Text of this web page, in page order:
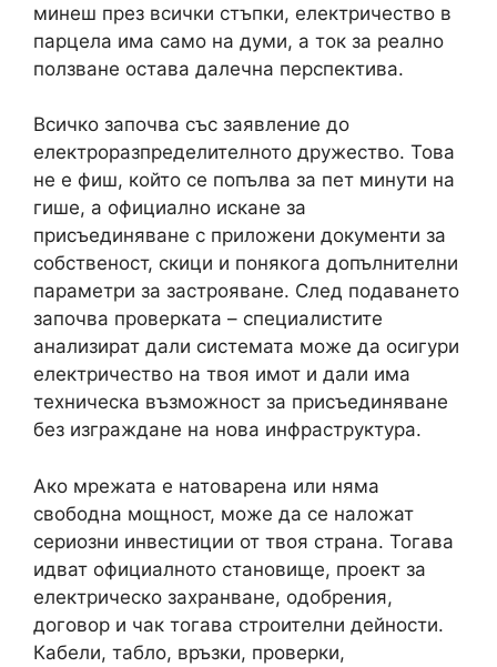
минеш през всички стъпки, електричество в
парцела има само на думи, а ток за реално
ползване остава далечна перспектива.
Всичко започва със заявление до
електроразпределителното дружество. Това
не е фиш, който се попълва за пет минути на
гише, а официално искане за
присъединяване с приложени документи за
собственост, скици и понякога допълнителни
параметри за застрояване. След подаването
започва проверката – специалистите
анализират дали системата може да осигури
електричество на твоя имот и дали има
техническа възможност за присъединяване
без изграждане на нова инфраструктура.
Ако мрежата е натоварена или няма
свободна мощност, може да се наложат
сериозни инвестиции от твоя страна. Тогава
идват официалното становище, проект за
електрическо захранване, одобрения,
договор и чак тогава строителни дейности.
Кабели, табло, връзки, проверки,